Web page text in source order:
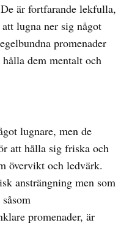
är fortfarande lekfulla,
lugna ner sig något
promenader
dem mentalt och
lugnare, men de
att hålla sig friska och
övervikt och ledvärk.
ansträngning men som
promenader, är